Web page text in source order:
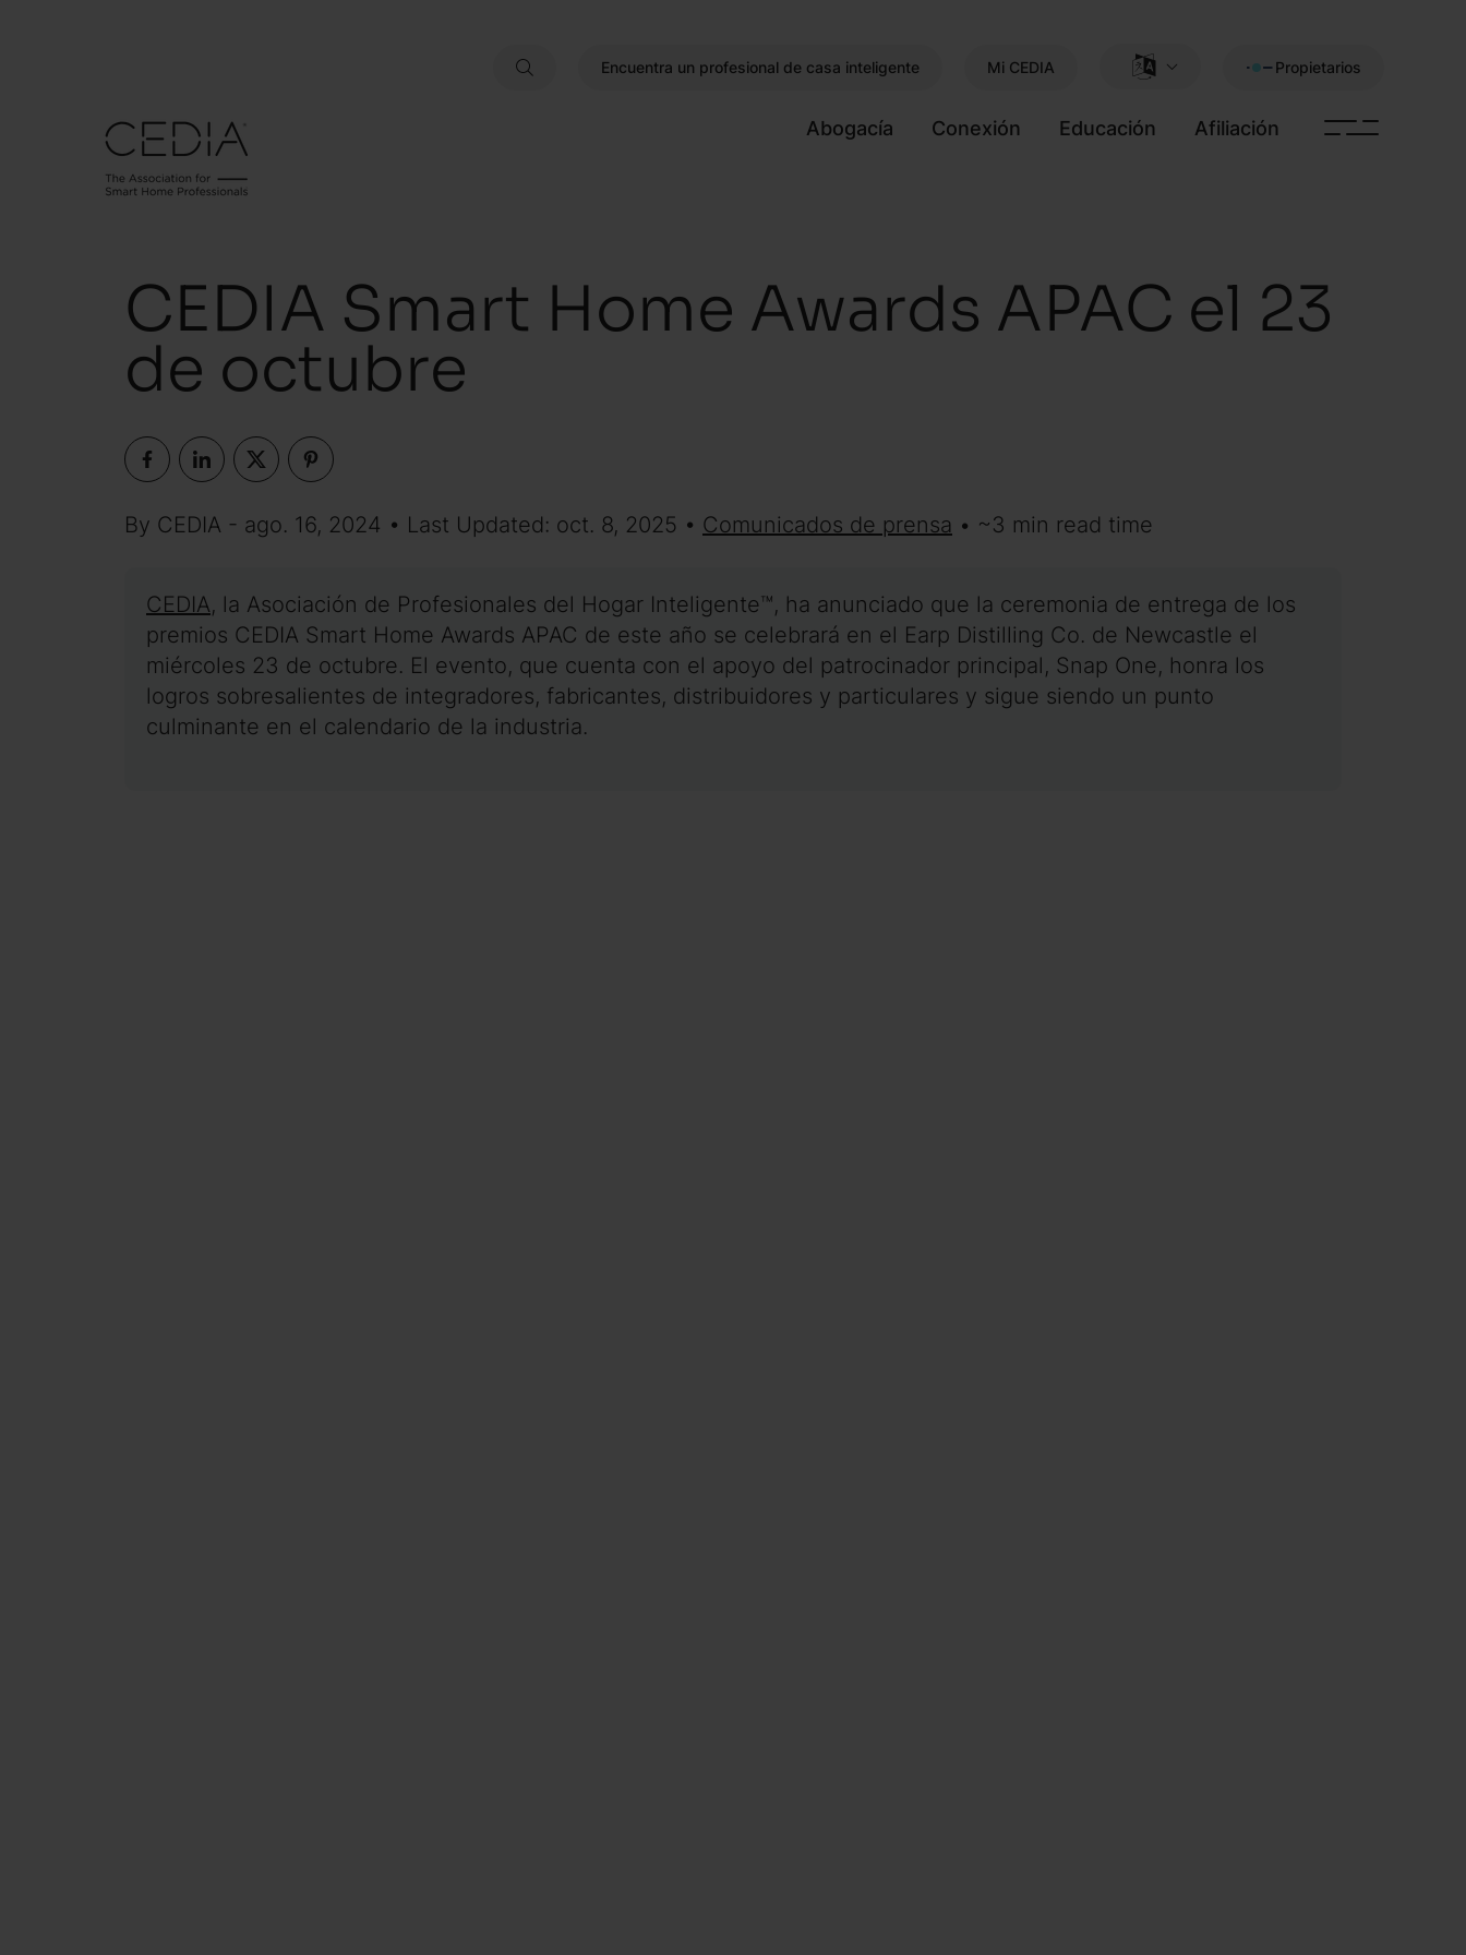
Encuentra un profesional de casa inteligente Mi CEDIA Propietarios
Abogacía Conexión Educación Afiliación
CEDIA Smart Home Awards APAC el 23
de octubre
By CEDIA - ago. 16, 2024 • Last Updated: oct. 8, 2025 • Comunicados de prensa • ~3 min read time
CEDIA, la Asociación de Profesionales del Hogar Inteligente™, ha anunciado que la ceremonia de entrega de los
premios CEDIA Smart Home Awards APAC de este año se celebrará en el Earp Distilling Co. de Newcastle el
miércoles 23 de octubre. El evento, que cuenta con el apoyo del patrocinador principal, Snap One, honra los
logros sobresalientes de integradores, fabricantes, distribuidores y particulares y sigue siendo un punto
culminante en el calendario de la industria.